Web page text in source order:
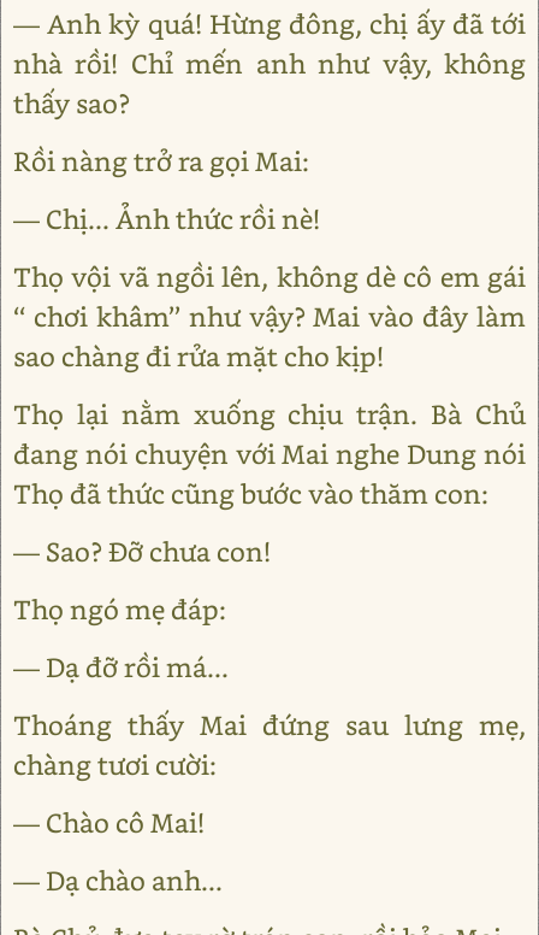
— Anh kỳ quá! Hừng đông, chị ấy đã tới
nhà rồi! Chỉ mến anh như vậy, không
thấy sao?
Rồi nàng trở ra gọi Mai:
— Chị... Ảnh thức rồi nè!
Thọ vội vã ngồi lên, không dè cô em gái
‘‘ chơi khâm’’ như vậy? Mai vào đây làm
sao chàng đi rửa mặt cho kịp!
Thọ lại nằm xuống chịu trận. Bà Chủ
đang nói chuyện với Mai nghe Dung nói
Thọ đã thức cũng bước vào thăm con:
— Sao? Đỡ chưa con!
Thọ ngó mẹ đáp:
— Dạ đỡ rồi má...
Thoáng thấy Mai đứng sau lưng mẹ,
chàng tươi cười:
— Chào cô Mai!
— Dạ chào anh...